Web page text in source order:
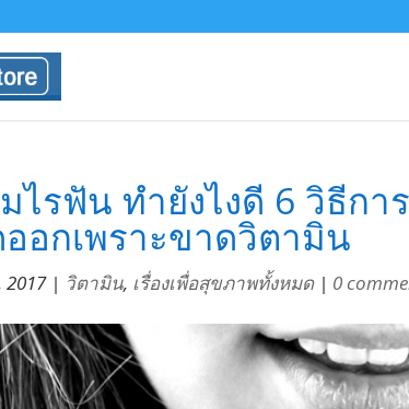
ไรฟัน ทำยังไงดี 6 วิธีกา
อกเพราะขาดวิตามิน
2017| วิตามิน, เรื่องเพื่อสุขภาพทั้งหมด| 0